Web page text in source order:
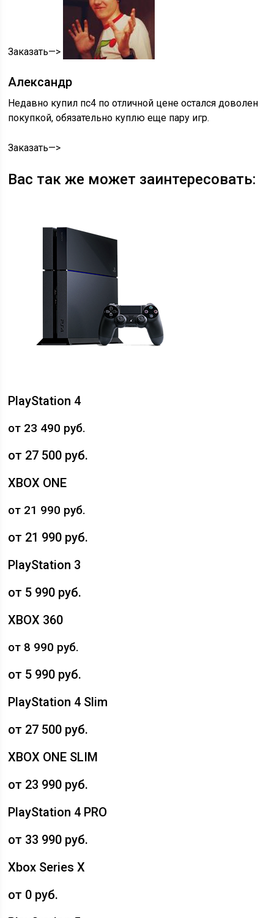
Заказать—>
Александр
Недавно купил пс4 по отличной цене остался доволен
покупкой, обязательно куплю еще пару игр.
Заказать—>
Вас так же может заинтересовать:
PlayStation 4
от 23 490 руб.
от 27 500 руб.
XBOX ONE
от 21 990 руб.
от 21 990 руб.
PlayStation 3
от 5 990 руб.
XBOX 360
от 8 990 руб.
от 5 990 руб.
PlayStation 4 Slim
от 27 500 руб.
XBOX ONE SLIM
от 23 990 руб.
PlayStation 4 PRO
от 33 990 руб.
Xbox Series X
от 0 руб.